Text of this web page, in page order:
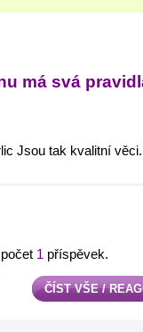
má svá
Jsou tak kvalitní věci.
1 příspěvek.
ČÍST VŠE /